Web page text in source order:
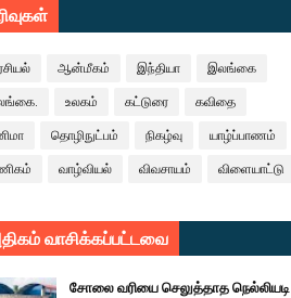
ஆன்மீகம் இந்தியா இலங்கை
உலகம் கட்டுரை கவிதை
தொழிநுட்பம் நிகழ்வு யாழ்ப்பாணம்
வாழ்வியல் விவசாயம் விளையாட்டு
வாசிக்கப்பட்டவை
சோலை வரியை செலுத்தாத நெல்லியடி